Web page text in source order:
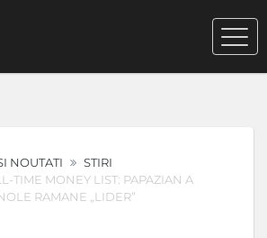
NOUTATI
STIRI
TIME MONEY LIST: PAPAZIAN A
RAMANE „LIDER”